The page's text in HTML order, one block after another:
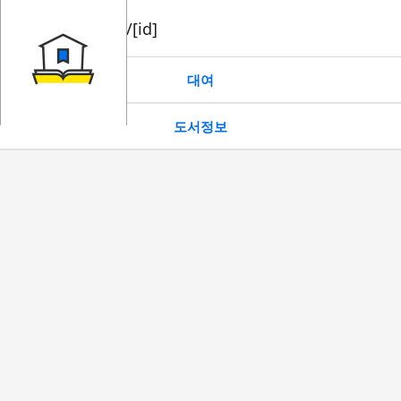
book/rent/[id]
대여
도서정보